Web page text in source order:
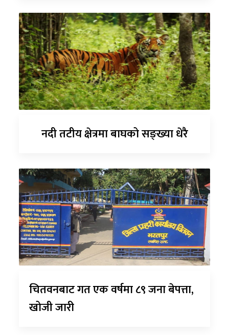
नदी तटीय क्षेत्रमा बाघको सङ्ख्या धेरै
चितवनबाट गत एक वर्षमा ८९ जना बेपत्ता,
खोजी जारी